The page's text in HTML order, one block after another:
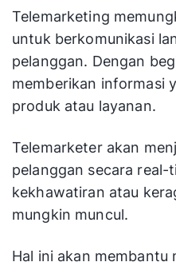
Telemarketing
untuk berkomunikasi
pelanggan. Dengan
memberikan informasi
produk atau layanan.
Telemarketer akan
pelanggan secara real-
kekhawatiran atau
mungkin muncul.
Hal ini akan membantu